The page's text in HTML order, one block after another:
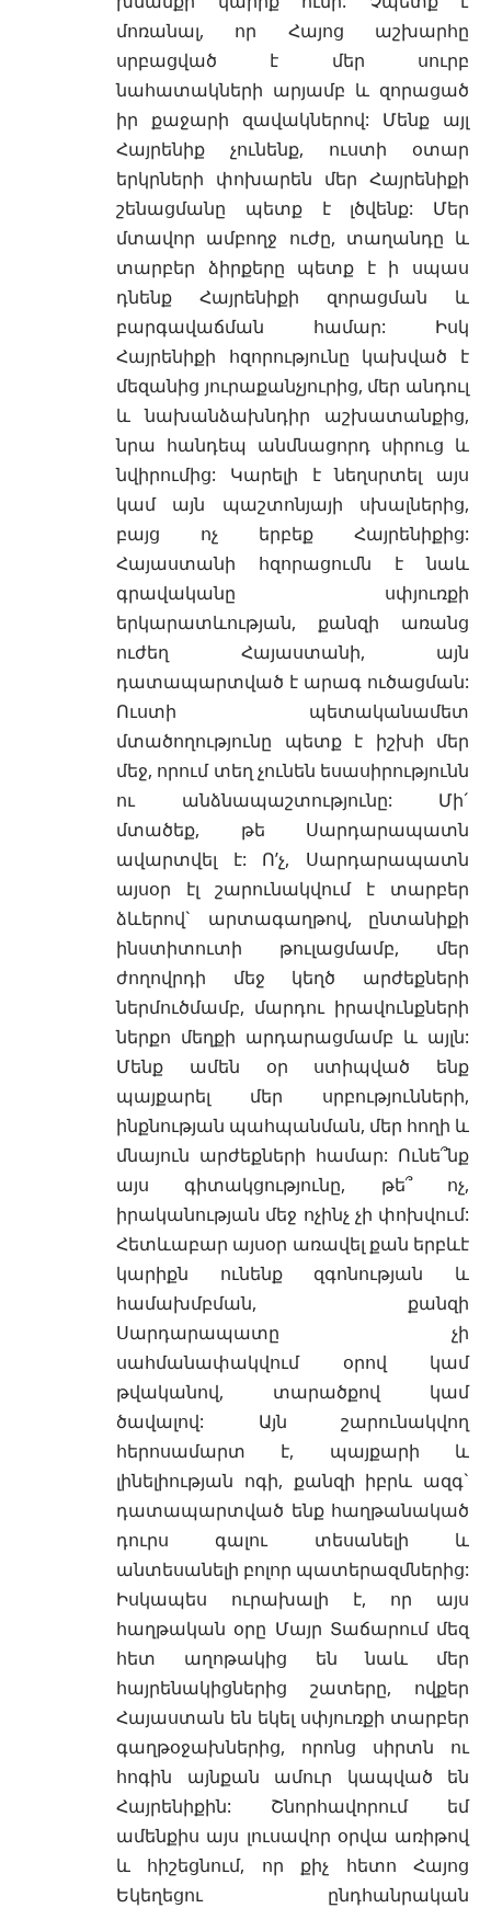
մոռանալ, որ Հայոց աշխարհը
սրբացված է մեր սուրբ
նահատակների արյամբ և զորացած
իր քաջարի զավակներով: Մենք այլ
Հայրենիք չունենք, ուստի օտար
երկրների փոխարեն մեր Հայրենիքի
շենացմանը պետք է լծվենք: Մեր
մտավոր ամբողջ ուժը, տաղանդը և
տարբեր ձիրքերը պետք է ի սպաս
դնենք Հայրենիքի զորացման և
բարգավաճման համար: Իսկ
Հայրենիքի հզորությունը կախված է
մեզանից յուրաքանչյուրից, մեր անդուլ
և նախանձախնդիր աշխատանքից,
նրա հանդեպ անմնացորդ սիրուց և
նվիրումից: Կարելի է նեղսրտել այս
կամ այն պաշտոնյայի սխալներից,
բայց ոչ երբեք Հայրենիքից:
Հայաստանի հզորացումն է նաև
գրավականը սփյուռքի
երկարատևության, քանզի առանց
ուժեղ Հայաստանի, այն
դատապարտված է արագ ուծացման:
Ուստի պետականամետ
մտածողությունը պետք է իշխի մեր
մեջ, որում տեղ չունեն եսասիրությունն
ու անձնապաշտությունը: Մի´
մտածեք, թե Սարդարապատն
ավարտվել է: Ո’չ, Սարդարապատն
այսօր էլ շարունակվում է տարբեր
ձևերով` արտագաղթով, ընտանիքի
ինստիտուտի թուլացմամբ, մեր
ժողովրդի մեջ կեղծ արժեքների
ներմուծմամբ, մարդու իրավունքների
ներքո մեղքի արդարացմամբ և այլն:
Մենք ամեն օր ստիպված ենք
պայքարել մեր սրբությունների,
ինքնության պահպանման, մեր հողի և
մնայուն արժեքների համար: Ունե՞նք
այս գիտակցությունը, թե՞ ոչ,
իրականության մեջ ոչինչ չի փոխվում:
Հետևաբար այսօր առավել քան երբևէ
կարիքն ունենք զգոնության և
համախմբման, քանզի
Սարդարապատը չի
սահմանափակվում օրով կամ
թվականով, տարածքով կամ
ծավալով: Այն շարունակվող
հերոսամարտ է, պայքարի և
լինելիության ոգի, քանզի իբրև ազգ`
դատապարտված ենք հաղթանակած
դուրս գալու տեսանելի և
անտեսանելի բոլոր պատերազմներից:
Իսկապես ուրախալի է, որ այս
հաղթական օրը Մայր Տաճարում մեզ
հետ աղոթակից են նաև մեր
հայրենակիցներից շատերը, ովքեր
Հայաստան են եկել սփյուռքի տարբեր
գաղթօջախներից, որոնց սիրտն ու
հոգին այնքան ամուր կապված են
Հայրենիքին: Շնորհավորում եմ
ամենքիս այս լուսավոր օրվա առիթով
և հիշեցնում, որ քիչ հետո Հայոց
Եկեղեցու ընդհանրական